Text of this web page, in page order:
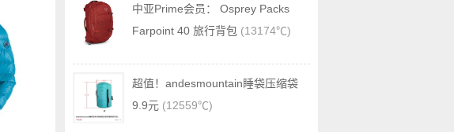
中亚Prime会员： Osprey Packs
Farpoint 40 旅行背包 (13174℃)
超值！andesmountain睡袋压缩袋
9.9元 (12559℃)